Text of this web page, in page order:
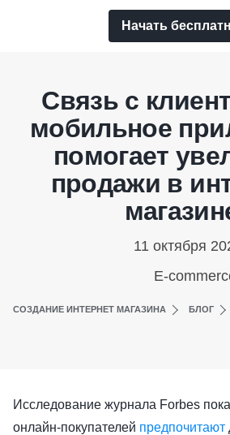
Начать
Связь с
мобильное
помогает
продажи в
11 октября
E-
СОЗДАНИЕ ИНТЕРНЕТ МАГАЗИНА БЛОГ
Исследование журнала Forbes
онлайн-покупателей предпочитают